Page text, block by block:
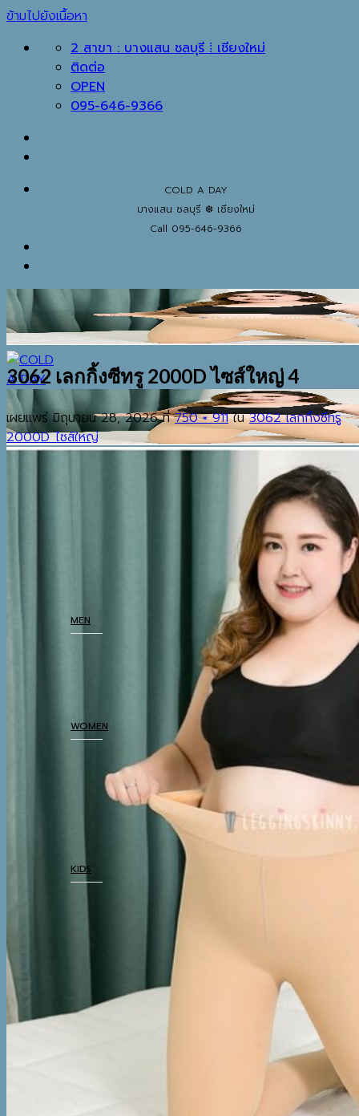
ข้ามไปยังเนื้อหา
2 สาขา : บางแสน ชลบุรี ⁞ เชียงใหม่
ติดต่อ
OPEN
095-646-9366
COLD A DAY
บางแสน ชลบุรี ❆ เชียงใหม่
Call 095-646-9366
MEN
THERMAL UNDERWEAR
WOMEN
COATS
TOP
BOTTOM
DRESSES & AIRPORT
THERMAL UNDERWEAR
KIDS
BOTTOM
SETS & AIRPORT LOOKS
THERMAL UNDERWEAR
WINTER ACCESSORIES
3062 เลกกิ้งซีทรู 2000D ไซส์ใหญ่ 4
เผยแพร่มิถุนายน 28, 2026ที่750 × 911ใน3062 เลกกิ้งซีทรู
2000D ไซส์ใหญ่